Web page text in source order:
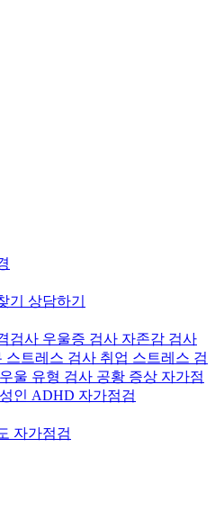
기 상담하기
검사 우울증 검사 자존감 검사
스트레스 검사 취업 스트레스 검
우울 유형 검사 공황 증상 자가점
성인 ADHD 자가점검
자가점검